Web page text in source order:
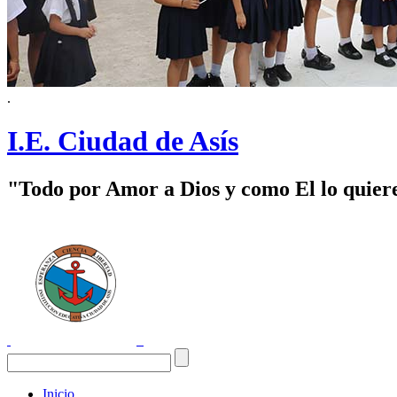
.
I.E. Ciudad de Asís
"Todo por Amor a Dios y como El lo
Inicio